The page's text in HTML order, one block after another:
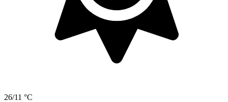
26/11 °C